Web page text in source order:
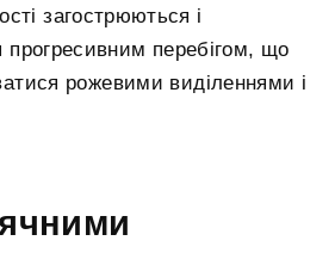
загострюються і
прогресивним перебігом, що
рожевими виділеннями і